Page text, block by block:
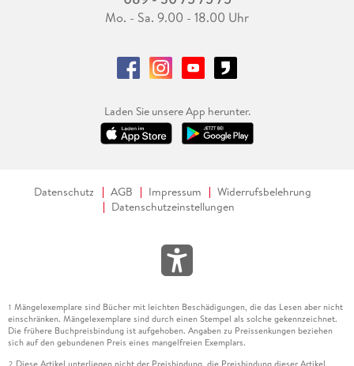
Mo. - Sa. 9.00 - 18.00 Uhr
Laden Sie unsere App herunter.
Datenschutz AGB Impressum
Widerrufsbelehrung
Datenschutzeinstellungen
1 Mängelexemplare sind Bücher mit leichten Beschädigungen, die das Lesen aber nicht
einschränken. Mängelexemplare sind durch einen Stempel als solche gekennzeichnet.
Die frühere Buchpreisbindung ist aufgehoben. Angaben zu Preissenkungen beziehen
sich auf den gebundenen Preis eines mangelfreien Exemplars.